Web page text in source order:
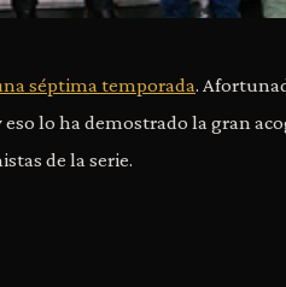
séptima temporada.
lo ha demostrado la gran
de la serie.